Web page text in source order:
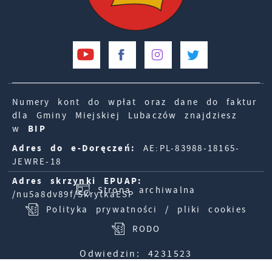
Numery kont do wpłat oraz dane do faktur
dla Gminy Miejskiej Lubaczów znajdziesz
w BIP
Adres do e-Doręczeń:
AE:PL-83988-18165-
JEWRE-18
Adres skrzynki EPUAP:
/nu5a8dv89f/SkrytkaESPStrona archiwalna
Polityka prywatności / pliki cookies
RODO
Odwiedzin: 4231523